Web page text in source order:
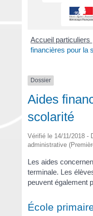
Accueil particuliers
financières pour la
Dossier
Aides
scolarité
Vérifié le 14/11/2018 -
administrative
Les aides
terminale. Les
peuvent également
École